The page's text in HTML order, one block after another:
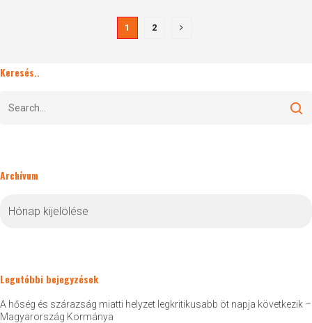
1 2
Keresés..
Archívum
Legutóbbi bejegyzések
A hőség és szárazság miatti helyzet legkritikusabb öt napja következik –
Magyarország Kormánya